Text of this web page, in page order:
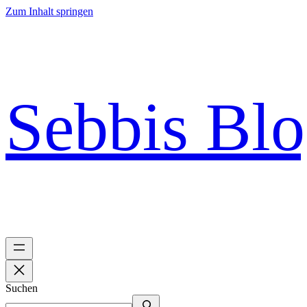
Zum Inhalt springen
Sebbis
Suchen